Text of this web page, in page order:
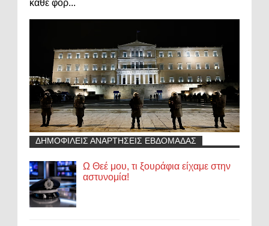
κάθε φορ...
ΔΗΜΟΦΙΛΕΙΣ ΑΝΑΡΤΗΣΕΙΣ ΕΒΔΟΜΑΔΑΣ
Ω Θεέ μου, τι ξουράφια είχαμε στην
αστυνομία!